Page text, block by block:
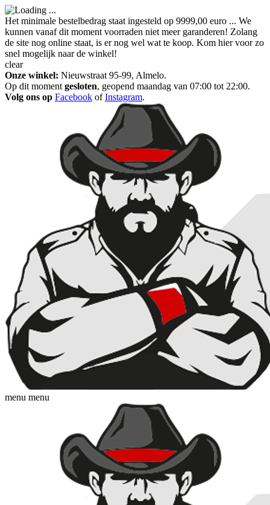
Het minimale bestelbedrag staat ingesteld op 9999,00 euro ... We
kunnen vanaf dit moment voorraden niet meer garanderen! Zolang
de site nog online staat, is er nog wel wat te koop. Kom hier voor zo
snel mogelijk naar de winkel!
clear
Onze winkel: Nieuwstraat 95-99, Almelo.
Op dit moment gesloten, geopend maandag van 07:00 tot 22:00.
Volg ons op Facebook ofInstagram.
menu menu